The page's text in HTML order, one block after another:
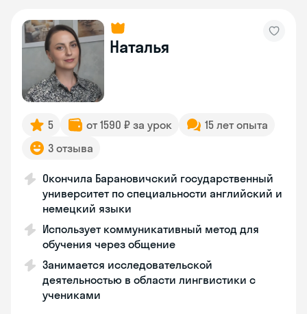
Наталья
5 от 1590 ₽ за урок
15 лет опыта
3 отзыва
Окончила Барановичский государственный
университет по специальности английский и
немецкий языки
Использует коммуникативный метод для
обучения через общение
Занимается исследовательской
деятельностью в области лингвистики с
учениками